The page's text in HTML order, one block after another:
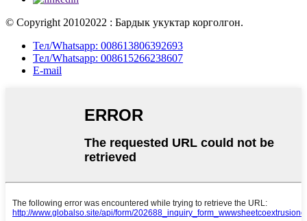
© Copyright 20102022 : Бардык укуктар корголгон.
Тел/Whatsapp: 008613806392693
Тел/Whatsapp: 008615266238607
E-mail